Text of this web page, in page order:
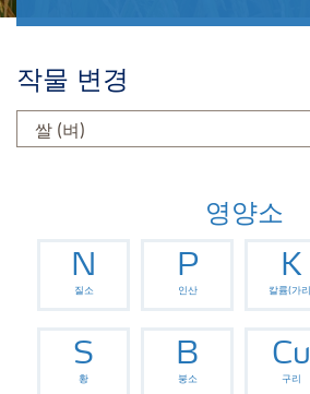
작물 변경
영양소
N
질소
P
인산
K
칼륨(가리)
S
황
B
붕소
Cu
구리